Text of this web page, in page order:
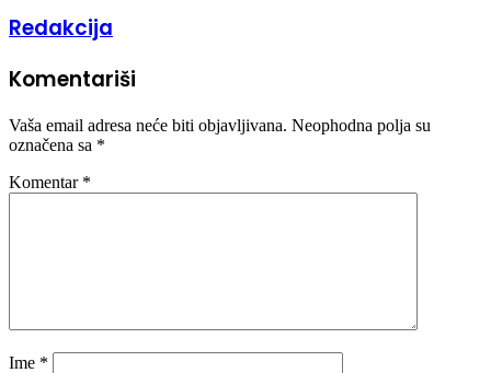
Redakcija
Komentariši
Vaša email adresa neće biti objavljivana. Neophodna polja su
označena sa *
Komentar *
Ime *